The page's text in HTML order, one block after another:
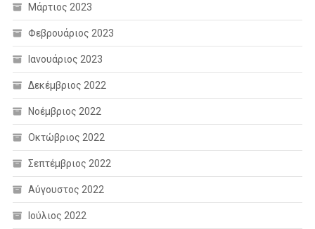
Μάρτιος 2023
Φεβρουάριος 2023
Ιανουάριος 2023
Δεκέμβριος 2022
Νοέμβριος 2022
Οκτώβριος 2022
Σεπτέμβριος 2022
Αύγουστος 2022
Ιούλιος 2022